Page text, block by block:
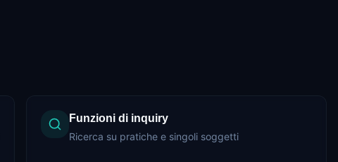
Funzioni di inquiry
Ricerca su pratiche e singoli soggetti